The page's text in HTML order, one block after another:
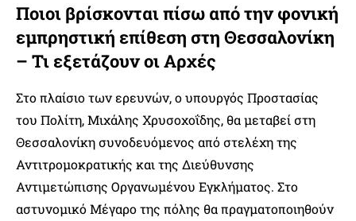
Ποιοι βρίσκονται πίσω από την φονική
εμπρηστική επίθεση στη Θεσσαλονίκη
– Τι εξετάζουν οι Αρχές
Στο πλαίσιο των ερευνών, ο υπουργός Προστασίας
του Πολίτη, Μιχάλης Χρυσοχοΐδης, θα μεταβεί στη
Θεσσαλονίκη συνοδευόμενος από στελέχη της
Αντιτρομοκρατικής και της Διεύθυνσης
Αντιμετώπισης Οργανωμένου Εγκλήματος. Στο
αστυνομικό Μέγαρο της πόλης θα πραγματοποιηθούν